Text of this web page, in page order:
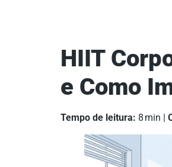
HIIT
e Como
Tempo de leitura: 8 min |